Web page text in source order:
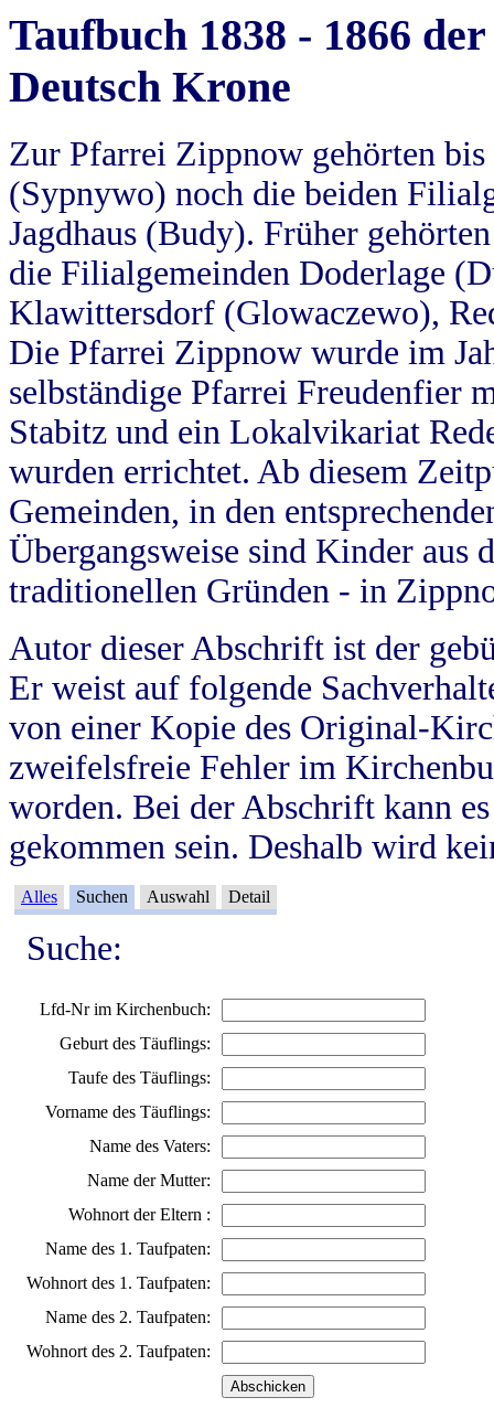
Taufbuch 1838 - 1866
Deutsch Krone
Zur Pfarrei Zippnow gehörten
(Sypnywo) noch die beiden
Jagdhaus (Budy). Früher
die Filialgemeinden Doderlage
Klawittersdorf (Glowaczewo),
Die Pfarrei Zippnow wurde im
selbständige Pfarrei Freudenfier
Stabitz und ein Lokalvikariat
wurden errichtet. Ab diesem
Gemeinden, in den
Übergangsweise sind Kinder aus
traditionellen Gründen - in
Autor dieser Abschrift ist der
Er weist auf folgende
von einer Kopie des Original-
zweifelsfreie Fehler im
worden. Bei der Abschrift kann
gekommen sein. Deshalb wird
Alles Suchen Auswahl Detail
Suche:
Lfd-Nr im Kirchenbuch:
Geburt des Täuflings:
Taufe des Täuflings:
Vorname des Täuflings:
Name des Vaters:
Name der Mutter:
Wohnort der Eltern :
Name des 1. Taufpaten:
Wohnort des 1. Taufpaten:
Name des 2. Taufpaten:
Wohnort des 2. Taufpaten: